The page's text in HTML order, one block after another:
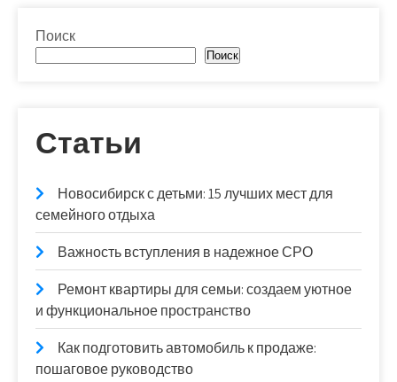
Поиск
Поиск
Статьи
Новосибирск с детьми: 15 лучших мест для
семейного отдыха
Важность вступления в надежное СРО
Ремонт квартиры для семьи: создаем уютное
и функциональное пространство
Как подготовить автомобиль к продаже:
пошаговое руководство